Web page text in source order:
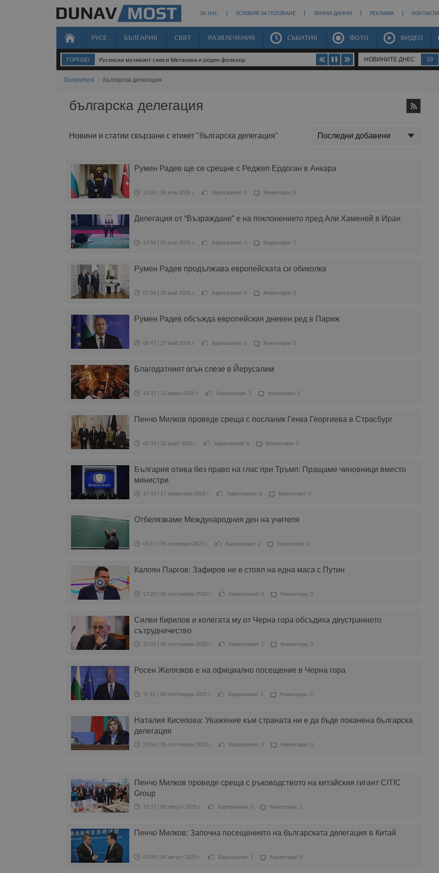
ЗА НАС УСЛОВИЯ ЗА ПОЛЗВАНЕ ЛИЧНИ ДАННИ РЕКЛАМА КОНТАКТИ
РУСЕ БЪЛГАРИЯ СВЯТ РАЗВЛЕЧЕНИЯ СЪБИТИЯ ФОТО ВИДЕО
ГОРЕЩО Русенски музикант смеси Металика и роден фолклор НОВИНИТЕ ДНЕС 39
Dunavmost българска делегация
българска делегация
Новини и статии свързани с етикет "българска делегация"
Румен Радев ще се срещне с Реджеп Ердоган в Анкара
12:55 | 06 юли 2026 г. Харесвания: 1 Коментари: 0
Делегация от “Възраждане” е на поклонението пред Али Хаменей в Иран
14:56 | 04 юли 2026 г. Харесвания: 3 Коментари: 7
Румен Радев продължава европейската си обиколка
07:56 | 28 май 2026 г. Харесвания: 0 Коментари: 0
Румен Радев обсъжда европейския дневен ред в Париж
08:47 | 27 май 2026 г. Харесвания: 1 Коментари: 0
Благодатният огън слезе в Йерусалим
14:37 | 11 април 2026 г. Харесвания: 2 Коментари: 0
Пенчо Милков проведе среща с посланик Генка Георгиева в Страсбург
09:33 | 31 март 2026 г. Харесвания: 0 Коментари: 0
България отива без право на глас при Тръмп: Пращаме чиновници вместо
министри
17:43 | 17 февруари 2026 г. Харесвания: 0 Коментари: 0
Отбелязваме Международния ден на учителя
08:17 | 05 октомври 2025 г. Харесвания: 2 Коментари: 0
Калоян Паргов: Зафиров не е стоял на една маса с Путин
17:20 | 08 септември 2025 г. Харесвания: 0 Коментари: 0
Силви Кирилов и колегата му от Черна гора обсъдиха двустранното
сътрудничество
15:01 | 08 септември 2025 г. Харесвания: 1 Коментари: 0
Росен Желязков е на официално посещение в Черна гора
11:42 | 08 септември 2025 г. Харесвания: 1 Коментари: 0
Наталия Киселова: Уважение към страната ни е да бъде поканена българска
делегация
20:54 | 05 септември 2025 г. Харесвания: 0 Коментари: 0
Пенчо Милков проведе среща с ръководството на китайския гигант CITIC
Group
10:37 | 09 август 2025 г. Харесвания: 0 Коментари: 2
Пенчо Милков: Започна посещението на българската делегация в Китай
09:09 | 04 август 2025 г. Харесвания: 1 Коментари: 0